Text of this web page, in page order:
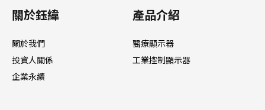
關於鈺緯
關於我們
投資人關係
企業永續
產品介紹
醫療顯示器
工業控制顯示器